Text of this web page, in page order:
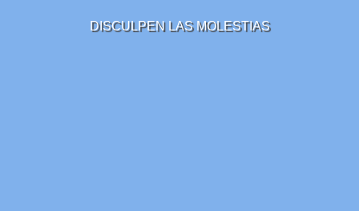
DISCULPEN LAS MOLESTIAS